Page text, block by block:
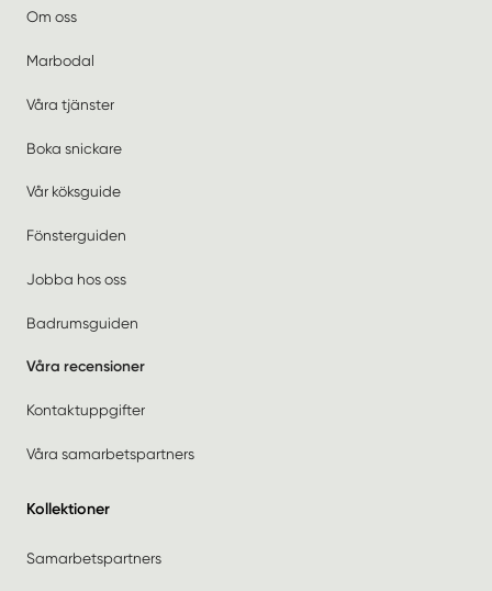
Om oss
Marbodal
Våra tjänster
Boka snickare
Vår köksguide
Fönsterguiden
Jobba hos oss
Badrumsguiden
Våra recensioner
Kontaktuppgifter
Våra samarbetspartners
Kollektioner
Samarbetspartners